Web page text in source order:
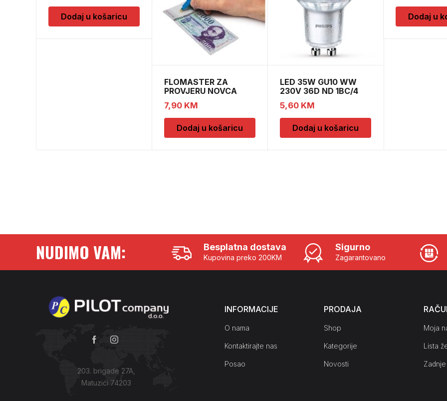
Dodaj u košaricu
FLOMASTER ZA
PROVJERU NOVCA
SAFESCAN 30
7,90 KM
Dodaj u košaricu
LED 35W GU10 WW
230V 36D ND 1BC/4
5,60 KM
Dodaj u košaricu
Dodaj u
NUDIMO VAM: Besplatna dostava
Kupovina preko 200KM
Sigurno
Zagarantovano
203. brigade 27A,
Matuzići 74203
INFORMACIJE
O nama
Kontaktirajte nas
Posao
PRODAJA
Shop
Kategorije
Novosti
Moja
Lista